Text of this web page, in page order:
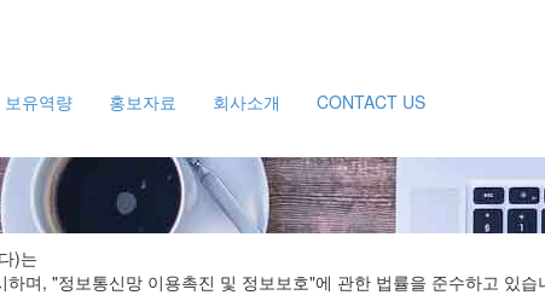
보유역량 홍보자료 회사소개 CONTACT US
)는
하며, "정보통신망 이용촉진 및 정보보호"에 관한 법률을 준수하고 있습